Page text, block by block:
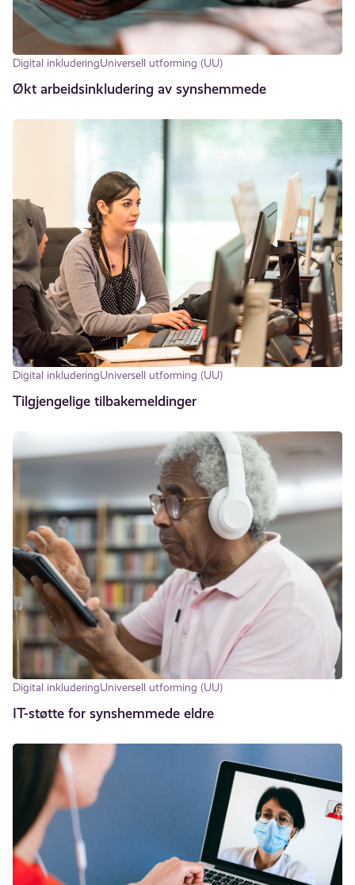
Digital inkluderingUniversell utforming (UU)
Økt arbeidsinkludering av synshemmede
Digital inkluderingUniversell utforming (UU)
Tilgjengelige tilbakemeldinger
Digital inkluderingUniversell utforming (UU)
IT-støtte for synshemmede eldre